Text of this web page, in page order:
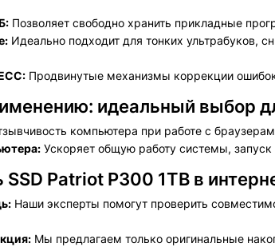
Позволяет свободно хранить прикладные
Идеально подходит для тонких ультрабуков,
Продвинутые механизмы коррекции
идеальный выбор
компьютера при работе с
Ускоряет общую работу системы,
Patriot P300 1TB в
Наши эксперты помогут проверить
Мы предлагаем только оригинальные